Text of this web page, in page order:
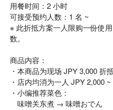
用餐时间：2 小时
可接受预约人数：1 名 ~
※ 此折抵方案一人限购一份使
数。
商品内容：
・本商品为现场 JPY 3,000 折抵
・店内均消为一人 JPY 2,000 ~
・小编推荐菜色：
味噌关东煮 → 味噌おでん